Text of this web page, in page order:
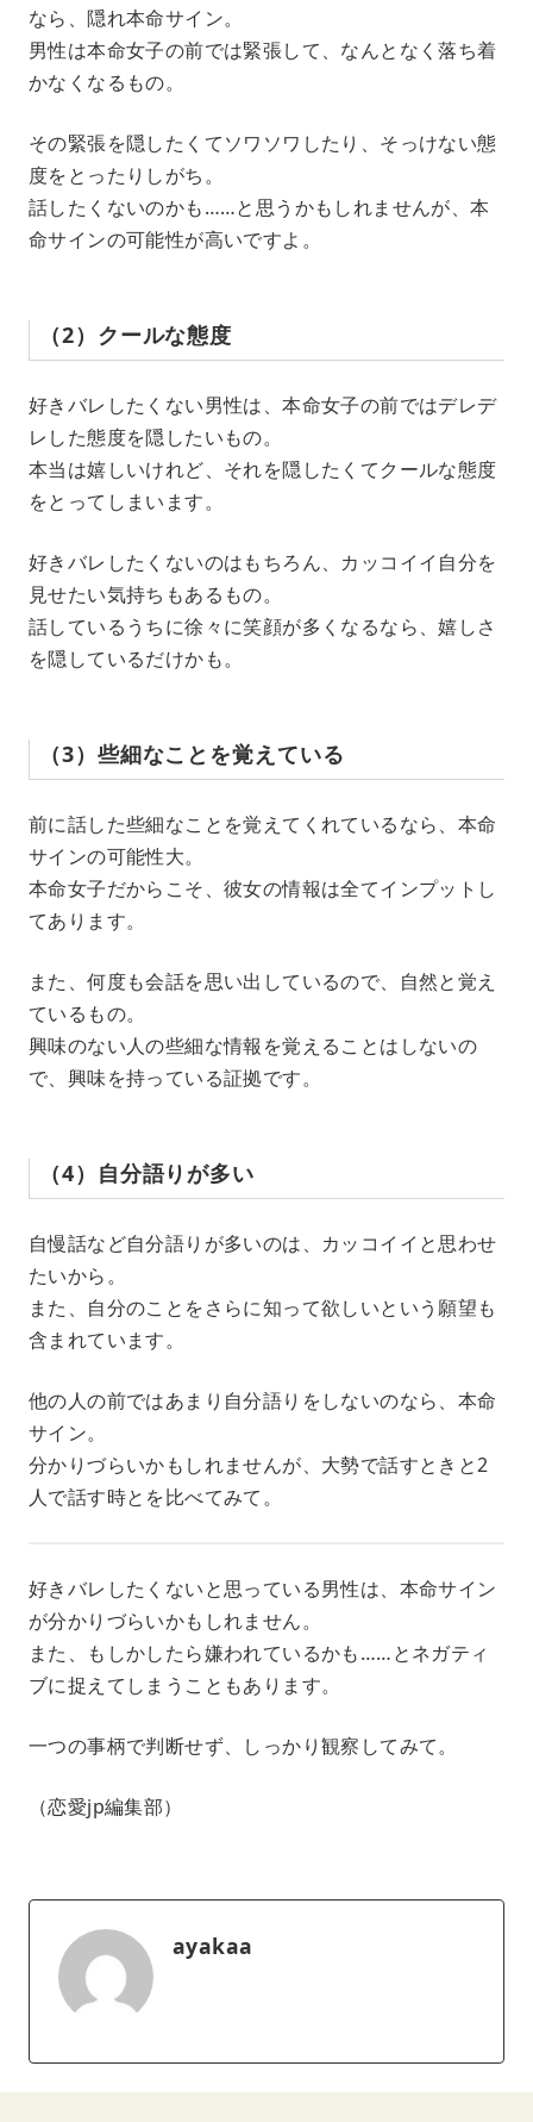
なら、隠れ本命サイン。
男性は本命女子の前では緊張して、なんとなく落ち着
かなくなるもの。
その緊張を隠したくてソワソワしたり、そっけない態
度をとったりしがち。
話したくないのかも……と思うかもしれませんが、本
命サインの可能性が高いですよ。
（2）クールな態度
好きバレしたくない男性は、本命女子の前ではデレデ
レした態度を隠したいもの。
本当は嬉しいけれど、それを隠したくてクールな態度
をとってしまいます。
好きバレしたくないのはもちろん、カッコイイ自分を
見せたい気持ちもあるもの。
話しているうちに徐々に笑顔が多くなるなら、嬉しさ
を隠しているだけかも。
（3）些細なことを覚えている
前に話した些細なことを覚えてくれているなら、本命
サインの可能性大。
本命女子だからこそ、彼女の情報は全てインプットし
てあります。
また、何度も会話を思い出しているので、自然と覚え
ているもの。
興味のない人の些細な情報を覚えることはしないの
で、興味を持っている証拠です。
（4）自分語りが多い
自慢話など自分語りが多いのは、カッコイイと思わせ
たいから。
また、自分のことをさらに知って欲しいという願望も
含まれています。
他の人の前ではあまり自分語りをしないのなら、本命
サイン。
分かりづらいかもしれませんが、大勢で話すときと2
人で話す時とを比べてみて。
好きバレしたくないと思っている男性は、本命サイン
が分かりづらいかもしれません。
また、もしかしたら嫌われているかも……とネガティ
ブに捉えてしまうこともあります。
一つの事柄で判断せず、しっかり観察してみて。
（恋愛jp編集部）
ayakaa